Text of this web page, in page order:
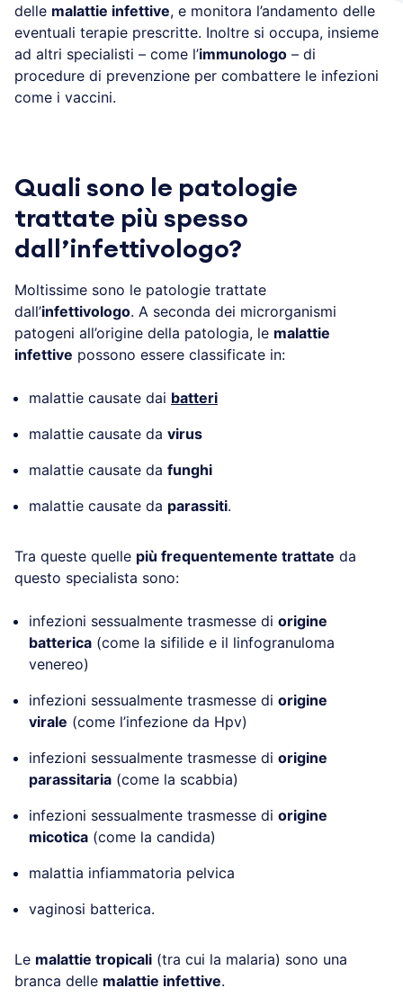
delle malattie infettive, e monitora l’andamento delle
eventuali terapie prescritte. Inoltre si occupa, insieme
ad altri specialisti – come l’immunologo – di
procedure di prevenzione per combattere le infezioni
come i vaccini.
Quali sono le patologie
trattate più spesso
dall’infettivologo?
Moltissime sono le patologie trattate
dall’infettivologo. A seconda dei microrganismi
patogeni all’origine della patologia, le malattie
infettive possono essere classificate in:
malattie causate dai batteri
malattie causate da virus
malattie causate da funghi
malattie causate da parassiti.
Tra queste quelle più frequentemente trattate da
questo specialista sono:
infezioni sessualmente trasmesse di origine
batterica (come la sifilide e il linfogranuloma
venereo)
infezioni sessualmente trasmesse di origine
virale (come l’infezione da Hpv)
infezioni sessualmente trasmesse di origine
parassitaria (come la scabbia)
infezioni sessualmente trasmesse di origine
micotica (come la candida)
malattia infiammatoria pelvica
vaginosi batterica.
Le malattie tropicali (tra cui la malaria) sono una
branca delle malattie infettive.